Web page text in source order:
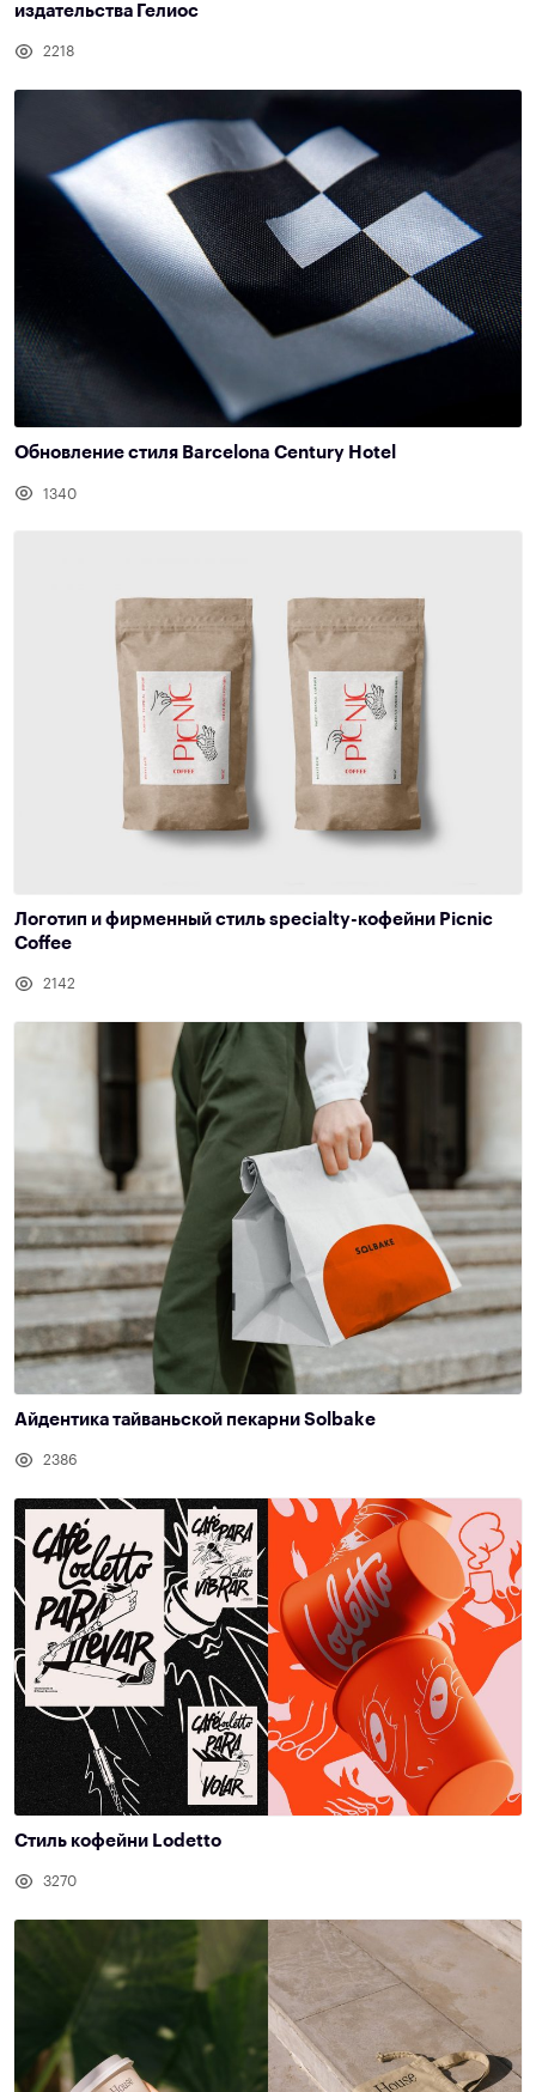
издательства Гелиос
2218
Обновление стиля Barcelona Century Hotel
1340
Логотип и фирменный стиль specialty-кофейни Picnic
Coffee
2142
Айдентика тайваньской пекарни Solbake
2386
Стиль кофейни Lodetto
3270